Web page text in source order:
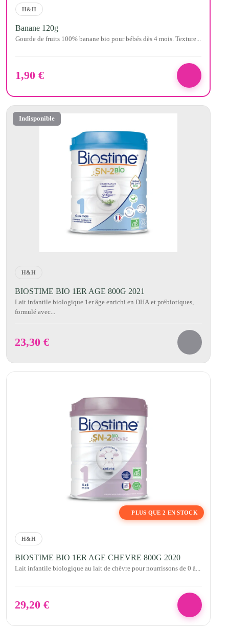
H&H
Banane 120g
Gourde de fruits 100% banane bio pour bébés dès 4 mois. Texture...
1,90 €
Indisponible
H&H
BIOSTIME BIO 1ER AGE 800G 2021
Lait infantile biologique 1er âge enrichi en DHA et prébiotiques,
formulé avec...
23,30 €
PLUS QUE 2 EN STOCK
H&H
BIOSTIME BIO 1ER AGE CHEVRE 800G 2020
Lait infantile biologique au lait de chèvre pour nourrissons de 0 à...
29,20 €